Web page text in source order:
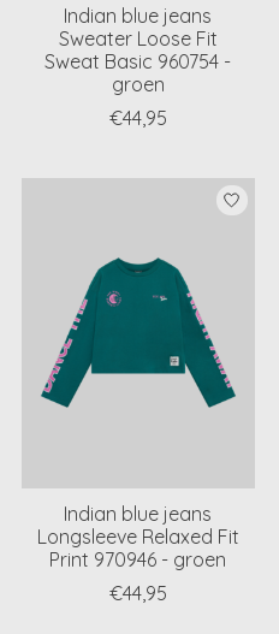
Indian blue jeans
Sweater Loose Fit
Sweat Basic 960754 -
groen
€44,95
Indian blue jeans
Longsleeve Relaxed Fit
Print 970946 - groen
€44,95